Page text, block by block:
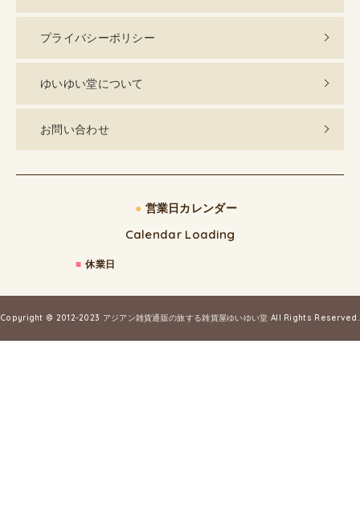
プライバシーポリシー
ゆいゆい堂について
お問い合わせ
● 営業日カレンダー
Calendar Loading
■ 休業日
Copyright © 2012-2023 アジアン雑貨通販の旅する雑貨屋ゆいゆい堂 All Rights Reserved.